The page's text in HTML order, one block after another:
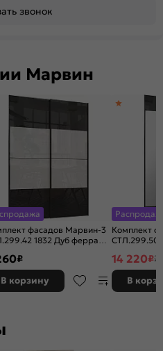
звонок
Марвин
фасадов Марвин-3
1832 Дуб феррара
₽
В корзину
Комплект
СТЛ.299.50
14 220₽
В